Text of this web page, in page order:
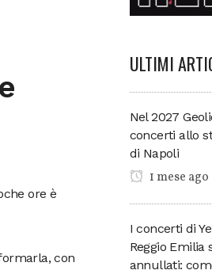
ore è
con
ULTIMI
Nel 2027
concerti allo
di Napoli
1 mese ago
I concerti di
Reggio Emilia
annullati: